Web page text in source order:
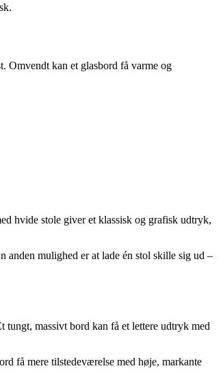
Omvendt kan et glasbord få varme og
hvide stole giver et klassisk og grafisk udtryk,
mulighed er at lade én stol skille sig ud –
tungt, massivt bord kan få et lettere udtryk med
få mere tilstedeværelse med høje, markante